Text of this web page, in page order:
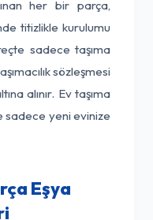
her bir parça,
titizlikle kurulumu
sadece taşıma
sözleşmesi
alınır. Ev taşıma
sadece yeni evinize
Eşya